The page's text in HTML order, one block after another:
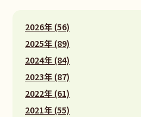
2026年 (56)
2025年 (89)
2024年 (84)
2023年 (87)
2022年 (61)
2021年 (55)